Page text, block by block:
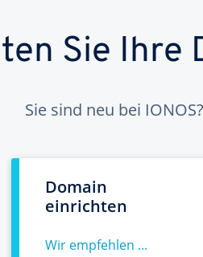
Sie Ihre
Sie sind neu bei
Domain
einrichten
Wir empfehlen ...